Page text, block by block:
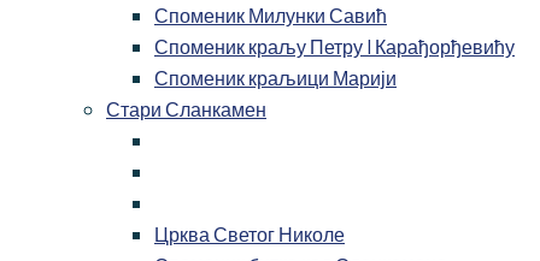
Споменик Милунки Савић
Споменик краљу Петру I Карађорђевићу
Споменик краљици Марији
Стари Сланкамен
Црква Светог Николе